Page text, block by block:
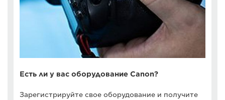
Есть ли у вас оборудование Canon?
Зарегистрируйте свое оборудование и получите